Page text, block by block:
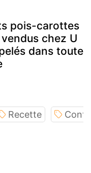
pois-carottes
chez U
dans toute
Recette